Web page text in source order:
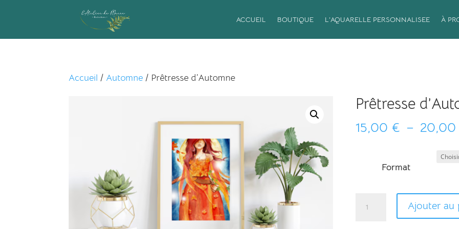
ACCUEIL BOUTIQUE L’AQUARELLE PERSONNALISEE À
Accueil /Automne / Prêtresse d’Automne
Prêtresse
15,00 € – 20,00
Format
Ajouter au